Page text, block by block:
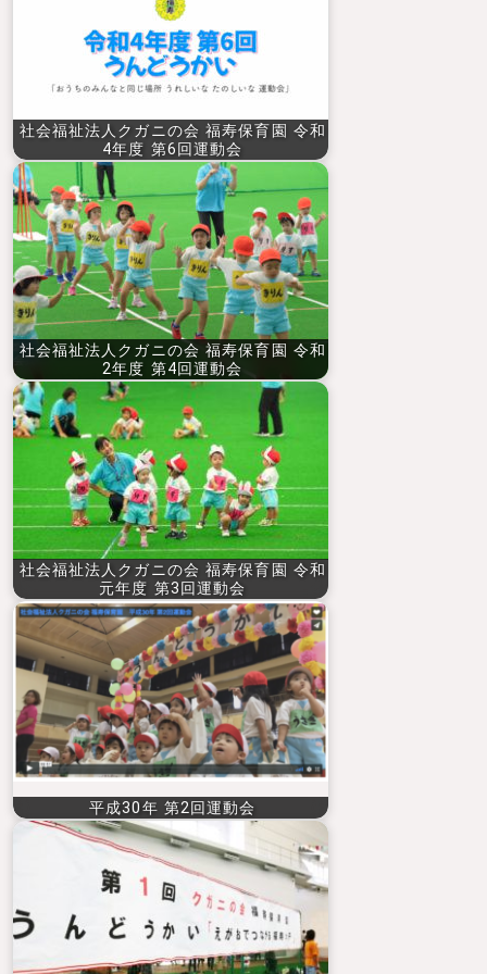
社会福祉法人クガニの会 福寿保育園 令和
4年度 第6回運動会
社会福祉法人クガニの会 福寿保育園 令和
2年度 第4回運動会
社会福祉法人クガニの会 福寿保育園 令和
元年度 第3回運動会
平成30年 第2回運動会